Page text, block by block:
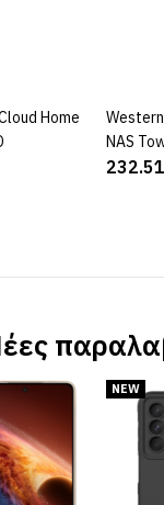
Home
NAS
NEW